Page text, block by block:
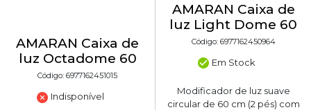
AMARAN Caixa de
luz Octadome 60
Código: 6977162451015
Indisponível
AMARAN Caixa de
luz Light Dome 60
Código: 6977162450964
Em Stock
Modificador de luz suave
circular de 60 cm (2 pés) com